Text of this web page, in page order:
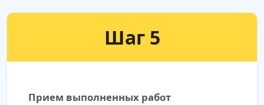
Шаг 5
Прием выполненных работ